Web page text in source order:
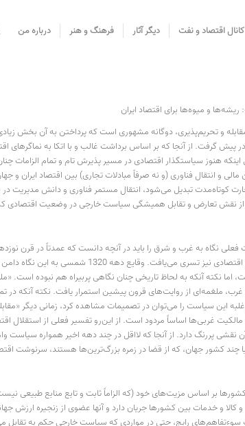
کانال اقتصاد و نفت دیگر آثار فرهنگ و هنر درباره من
و میوه‌ها برای اقتصاد ایران
و تحریم‌پذیری، دوگانه مشهوری است که پرداختن به آن بخش
پیش گرفت. از آنجا که بر اساس برداشت غالب و با اتکا به
هنوز سیاستگذار اقتصادی در مسیر پذیرش تام و تمام الزامات
مالی و انتقال فناوری (و نه صرفاً مبادلات تجاری) بین اقتصاد
کوتاه‌مدت تبدیل می‌شود، انتقال مستمر فناوری و دانش مدیریت
نقش تعارض و تقابل همیشگی سیاست خارجی در وضعیت اقتصادی
نگاه به غرب و شرق را باید در آنچه دانست که عمدتاً در قرن
این موضوع به امتیازهای اقتصادی
نکته آنکه به لحاظ تاریخی چنان نگاهی پربیراه هم نبوده است.
ملغمه‌ای از روایت‌های قرون پیشین استمرار یافت. نکته آنکه
غلبه این سیاست را می‌توان در تصمیمات مشاهده کرد، زمانی دیگر
غربی‌ها اساساً مردود است. از این‌رو تفسیر فعلی از استقلال
چند کشور جهان، که از قضا در زمره بزرگ‌ترین‌ها هستند، سرنوشت
بر اساس مزیت‌های خود (که الزاماً ثابت و تابع منابع طبیعی
کالا و خدمات بین کشورها جریان دارد و آنها عضوی از زنجیره ارزش
سوءتفاهم‌های رایج، حتی در مواردی که سیاست خارجی حکم به